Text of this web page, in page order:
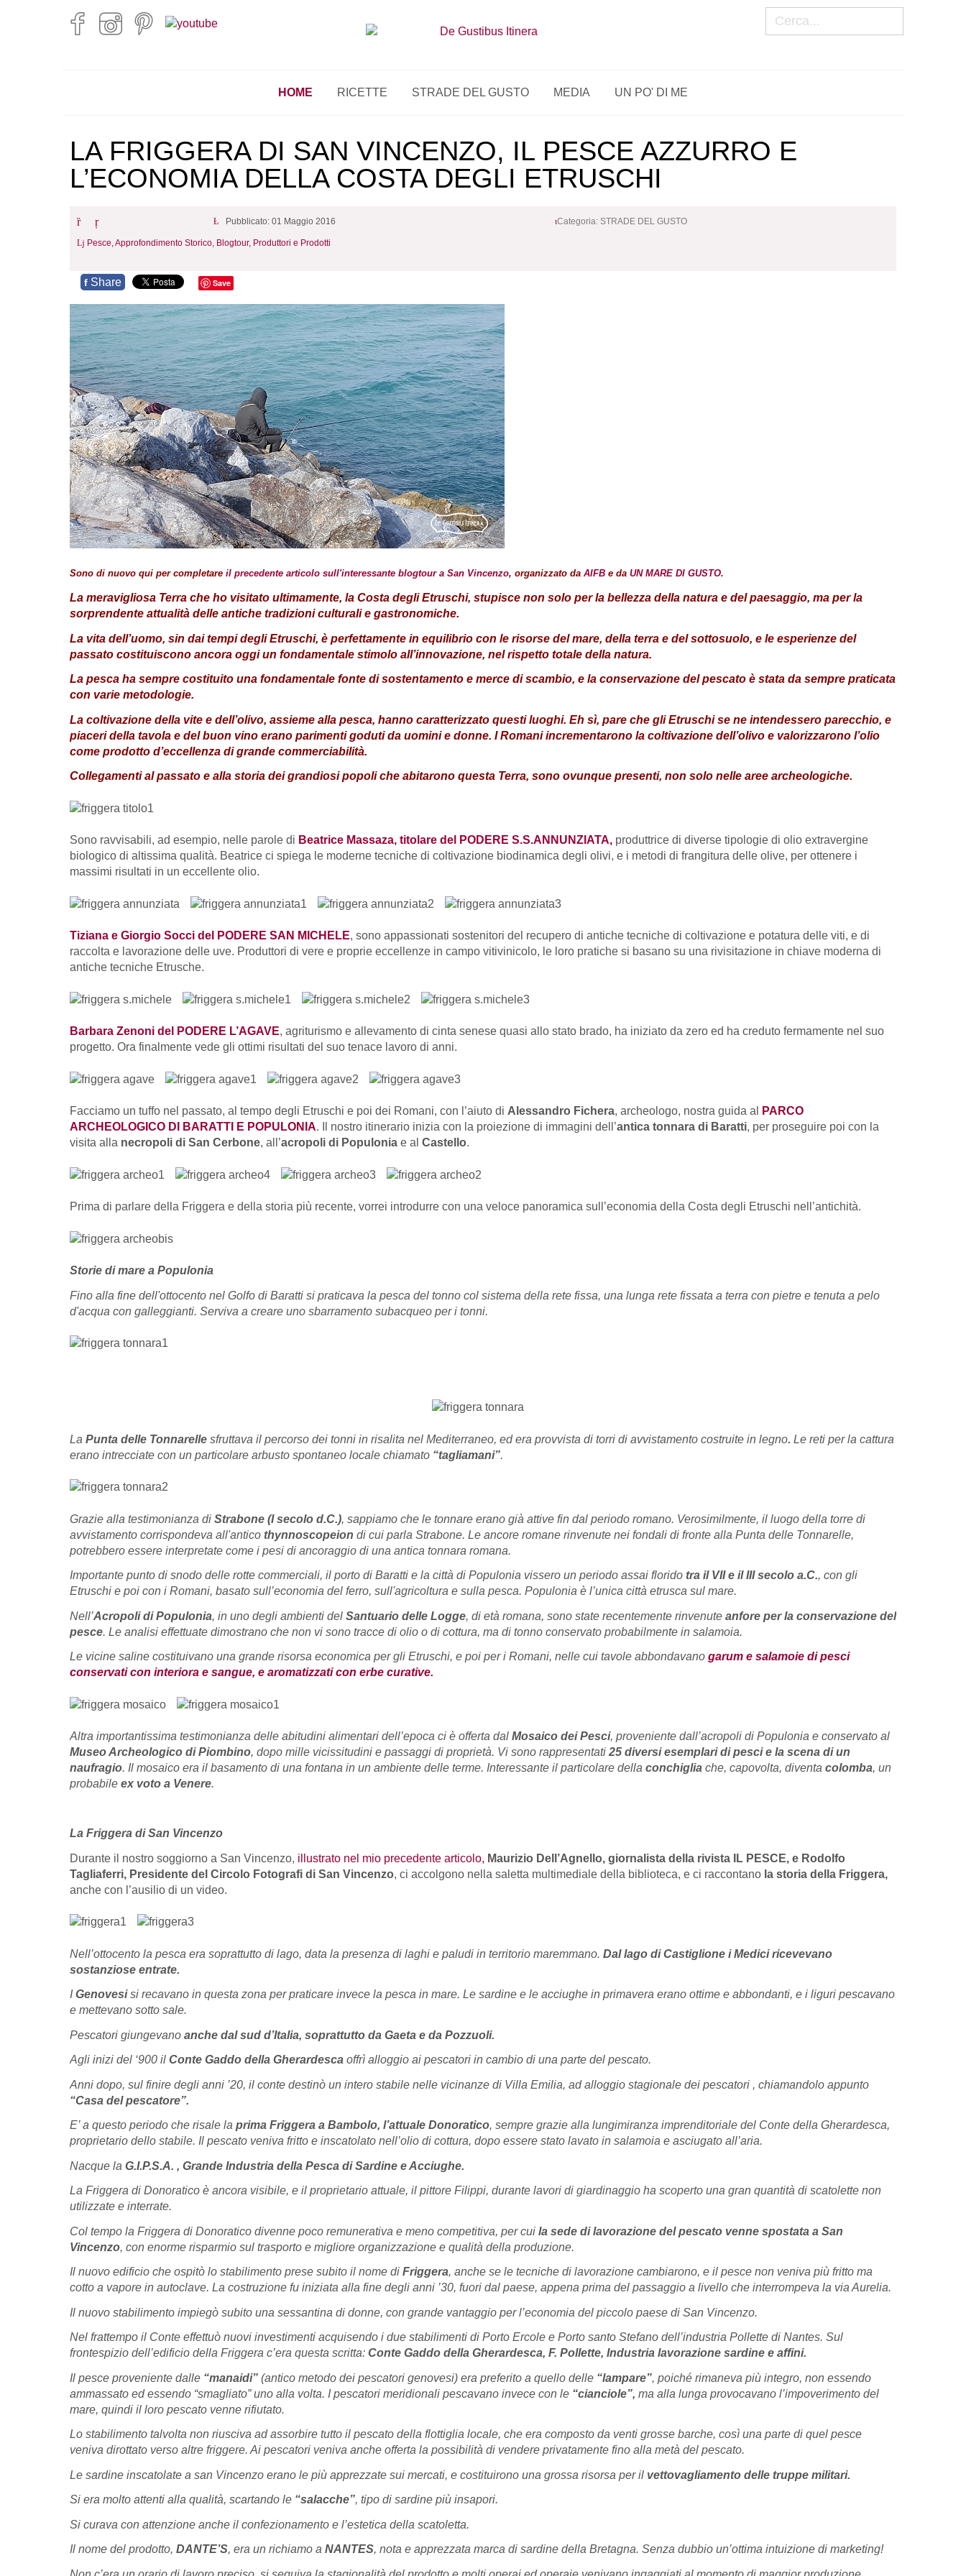
HOME RICETTE STRADE DEL GUSTO MEDIA UN PO' DI ME
LA FRIGGERA DI SAN VINCENZO, IL PESCE AZZURRO E
L’ECONOMIA DELLA COSTA DEGLI ETRUSCHI
Pubblicato: 01 Maggio 2016 Categoria: STRADE DEL GUSTO
Pesce,Approfondimento Storico, Blogtour, Produttori e Prodotti
f Share Save
Sono di nuovo qui per completare il precedente articolo sull'interessante blogtour a San Vincenzo, organizzato da AIFB e da UN MARE DI GUSTO.
La meravigliosa Terra che ho visitato ultimamente, la Costa degli Etruschi, stupisce non solo per la bellezza della natura e del paesaggio, ma per la
sorprendente attualità delle antiche tradizioni culturali e gastronomiche.
La vita dell’uomo, sin dai tempi degli Etruschi, è perfettamente in equilibrio con le risorse del mare, della terra e del sottosuolo, e le esperienze del
passato costituiscono ancora oggi un fondamentale stimolo all’innovazione, nel rispetto totale della natura.
La pesca ha sempre costituito una fondamentale fonte di sostentamento e merce di scambio, e la conservazione del pescato è stata da sempre praticata
con varie metodologie.
La coltivazione della vite e dell’olivo, assieme alla pesca, hanno caratterizzato questi luoghi. Eh sì, pare che gli Etruschi se ne intendessero parecchio, e
piaceri della tavola e del buon vino erano parimenti goduti da uomini e donne. I Romani incrementarono la coltivazione dell’olivo e valorizzarono l’olio
come prodotto d’eccellenza di grande commerciabilità.
Collegamenti al passato e alla storia dei grandiosi popoli che abitarono questa Terra, sono ovunque presenti, non solo nelle aree archeologiche.
Sono ravvisabili, ad esempio, nelle parole di Beatrice Massaza, titolare del PODERE S.S.ANNUNZIATA, produttrice di diverse tipologie di olio extravergine
biologico di altissima qualità. Beatrice ci spiega le moderne tecniche di coltivazione biodinamica degli olivi, e i metodi di frangitura delle olive, per ottenere i
massimi risultati in un eccellente olio.
Tiziana e Giorgio Socci del PODERE SAN MICHELE, sono appassionati sostenitori del recupero di antiche tecniche di coltivazione e potatura delle viti, e di
raccolta e lavorazione delle uve. Produttori di vere e proprie eccellenze in campo vitivinicolo, le loro pratiche si basano su una rivisitazione in chiave moderna di
antiche tecniche Etrusche.
Barbara Zenoni del PODERE L’AGAVE, agriturismo e allevamento di cinta senese quasi allo stato brado, ha iniziato da zero ed ha creduto fermamente nel suo
progetto. Ora finalmente vede gli ottimi risultati del suo tenace lavoro di anni.
Facciamo un tuffo nel passato, al tempo degli Etruschi e poi dei Romani, con l’aiuto di Alessandro Fichera, archeologo, nostra guida al
PARCO
ARCHEOLOGICO DI BARATTI E POPULONIA. Il nostro itinerario inizia con la proiezione di immagini dell’antica tonnara di Baratti, per proseguire poi con la
visita alla necropoli di San Cerbone, all’acropoli di Populonia e al Castello.
Prima di parlare della Friggera e della storia più recente, vorrei introdurre con una veloce panoramica sull’economia della Costa degli Etruschi nell’antichità.
Storie di mare a Populonia
Fino alla fine dell'ottocento nel Golfo di Baratti si praticava la pesca del tonno col sistema della rete fissa, una lunga rete fissata a terra con pietre e tenuta a pelo
d'acqua con galleggianti. Serviva a creare uno sbarramento subacqueo per i tonni.
La Punta delle Tonnarelle sfruttava il percorso dei tonni in risalita nel Mediterraneo, ed era provvista di torri di avvistamento costruite in legno. Le reti per la cattura
erano intrecciate con un particolare arbusto spontaneo locale chiamato “tagliamani”.
Grazie alla testimonianza di Strabone (I secolo d.C.), sappiamo che le tonnare erano già attive fin dal periodo romano. Verosimilmente, il luogo della torre di
avvistamento corrispondeva all'antico thynnoscopeion di cui parla Strabone. Le ancore romane rinvenute nei fondali di fronte alla Punta delle Tonnarelle,
potrebbero essere interpretate come i pesi di ancoraggio di una antica tonnara romana.
Importante punto di snodo delle rotte commerciali, il porto di Baratti e la città di Populonia vissero un periodo assai florido tra il VII e il III secolo a.C., con gli
Etruschi e poi con i Romani, basato sull’economia del ferro, sull'agricoltura e sulla pesca. Populonia è l’unica città etrusca sul mare.
Nell’Acropoli di Populonia, in uno degli ambienti del Santuario delle Logge, di età romana, sono state recentemente rinvenute anfore per la conservazione del
pesce. Le analisi effettuate dimostrano che non vi sono tracce di olio o di cottura, ma di tonno conservato probabilmente in salamoia.
Le vicine saline costituivano una grande risorsa economica per gli Etruschi, e poi per i Romani, nelle cui tavole abbondavano garum e salamoie di pesci
conservati con interiora e sangue, e aromatizzati con erbe curative.
Altra importantissima testimonianza delle abitudini alimentari dell’epoca ci è offerta dal Mosaico dei Pesci, proveniente dall’acropoli di Populonia e conservato al
Museo Archeologico di Piombino, dopo mille vicissitudini e passaggi di proprietà. Vi sono rappresentati 25 diversi esemplari di pesci e la scena di un
naufragio. Il mosaico era il basamento di una fontana in un ambiente delle terme. Interessante il particolare della conchiglia che, capovolta, diventa colomba, un
probabile ex voto a Venere.
La Friggera di San Vincenzo
Durante il nostro soggiorno a San Vincenzo, illustrato nel mio precedente articolo, Maurizio Dell’Agnello, giornalista della rivista IL PESCE, e Rodolfo
Tagliaferri, Presidente del Circolo Fotografi di San Vincenzo, ci accolgono nella saletta multimediale della biblioteca, e ci raccontano la storia della Friggera,
anche con l’ausilio di un video.
Nell’ottocento la pesca era soprattutto di lago, data la presenza di laghi e paludi in territorio maremmano. Dal lago di Castiglione i Medici ricevevano
sostanziose entrate.
IGenovesisi recavano in questa zona per praticare invece la pesca in mare. Le sardine e le acciughe in primavera erano ottime e abbondanti, e i liguri pescavano
e mettevano sotto sale.
Pescatori giungevano anche dal sud d’Italia, soprattutto da Gaeta e da Pozzuoli.
Agli inizi del ‘900 il Conte Gaddo della Gherardesca offrì alloggio ai pescatori in cambio di una parte del pescato.
Anni dopo, sul finire degli anni ’20, il conte destinò un intero stabile nelle vicinanze di Villa Emilia, ad alloggio stagionale dei pescatori , chiamandolo appunto
“Casa del pescatore”.
E’ a questo periodo che risale la prima Friggera a Bambolo, l’attuale Donoratico, sempre grazie alla lungimiranza imprenditoriale del Conte della Gherardesca,
proprietario dello stabile. Il pescato veniva fritto e inscatolato nell’olio di cottura, dopo essere stato lavato in salamoia e asciugato all’aria.
Nacque la G.I.P.S.A. , Grande Industria della Pesca di Sardine e Acciughe.
La Friggera di Donoratico è ancora visibile, e il proprietario attuale, il pittore Filippi, durante lavori di giardinaggio ha scoperto una gran quantità di scatolette non
utilizzate e interrate.
Col tempo la Friggera di Donoratico divenne poco remunerativa e meno competitiva, per cui la sede di lavorazione del pescato venne spostata a San
Vincenzo, con enorme risparmio sul trasporto e migliore organizzazione e qualità della produzione.
Il nuovo edificio che ospitò lo stabilimento prese subito il nome di Friggera, anche se le tecniche di lavorazione cambiarono, e il pesce non veniva più fritto ma
cotto a vapore in autoclave. La costruzione fu iniziata alla fine degli anni ’30, fuori dal paese, appena prima del passaggio a livello che interrompeva la via Aurelia.
Il nuovo stabilimento impiegò subito una sessantina di donne, con grande vantaggio per l’economia del piccolo paese di San Vincenzo.
Nel frattempo il Conte effettuò nuovi investimenti acquisendo i due stabilimenti di Porto Ercole e Porto santo Stefano dell’industria Pollette di Nantes. Sul
frontespizio dell’edificio della Friggera c’era questa scritta: Conte Gaddo della Gherardesca, F. Pollette, Industria lavorazione sardine e affini.
Il pesce proveniente dalle “manaidi” (antico metodo dei pescatori genovesi) era preferito a quello delle “lampare”, poiché rimaneva più integro, non essendo
ammassato ed essendo “smagliato” uno alla volta. I pescatori meridionali pescavano invece con le “cianciole”, ma alla lunga provocavano l’impoverimento del
mare, quindi il loro pescato venne rifiutato.
Lo stabilimento talvolta non riusciva ad assorbire tutto il pescato della flottiglia locale, che era composto da venti grosse barche, così una parte di quel pesce
veniva dirottato verso altre friggere. Ai pescatori veniva anche offerta la possibilità di vendere privatamente fino alla metà del pescato.
Le sardine inscatolate a san Vincenzo erano le più apprezzate sui mercati, e costituirono una grossa risorsa per il vettovagliamento delle truppe militari.
Si era molto attenti alla qualità, scartando le “salacche”, tipo di sardine più insapori.
Si curava con attenzione anche il confezionamento e l’estetica della scatoletta.
Il nome del prodotto, DANTE’S, era un richiamo a NANTES, nota e apprezzata marca di sardine della Bretagna. Senza dubbio un’ottima intuizione di marketing!